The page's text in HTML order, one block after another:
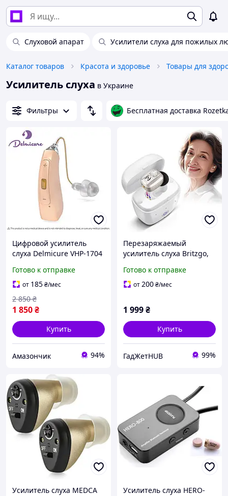
Слуховой апарат Усилители слуха для пожилых
Каталог товаров Красота и здоровье Товары для
Усилитель слуха в Украине
Фильтры Бесплатная доставка
Цифровой усилитель
слуха Delmicure VHP-1704
шумоподавлением, RIC,
аккумуляторный,
контроль шума
Готово к отправке
от 185₴/мес
1 850₴
2 850 ₴
Купить
Амазончик 94%
Перезаряжаемый
усилитель слуха Britzgo,
звука
Готово к отправке
от200₴/мес
1 999₴
Купить
ГадЖетHUB 99%
Усилитель слуха MEDCA Усилитель слуха HERO-